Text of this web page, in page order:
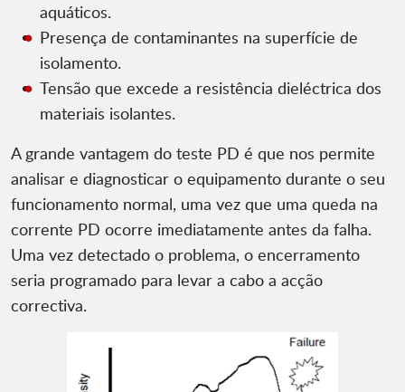
aquáticos.
Presença de contaminantes na superfície de
isolamento.
Tensão que excede a resistência dieléctrica dos
materiais isolantes.
A grande vantagem do teste PD é que nos permite
analisar e diagnosticar o equipamento durante o seu
funcionamento normal, uma vez que uma queda na
corrente PD ocorre imediatamente antes da falha.
Uma vez detectado o problema, o encerramento
seria programado para levar a cabo a acção
correctiva.